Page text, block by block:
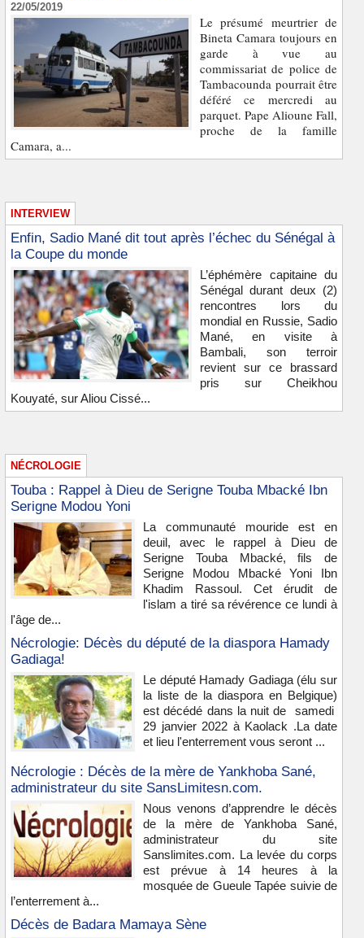
22/05/2019
Le présumé meurtrier de
Bineta Camara toujours en
garde à vue au
commissariat de police de
Tambacounda pourrait être
déféré ce mercredi au
parquet. Pape Alioune Fall,
proche de la famille
Camara, a...
INTERVIEW
Enfin, Sadio Mané dit tout après l’échec du Sénégal à
la Coupe du monde
L’éphémère capitaine du
Sénégal durant deux (2)
rencontres lors du
mondial en Russie, Sadio
Mané, en visite à
Bambali, son terroir
revient sur ce brassard
pris sur Cheikhou
Kouyaté, sur Aliou Cissé...
NÉCROLOGIE
Touba : Rappel à Dieu de Serigne Touba Mbacké Ibn
Serigne Modou Yoni
La communauté mouride est en
deuil, avec le rappel à Dieu de
Serigne Touba Mbacké, fils de
Serigne Modou Mbacké Yoni Ibn
Khadim Rassoul. Cet érudit de
l'islam a tiré sa révérence ce lundi à
l'âge de...
Nécrologie: Décès du député de la diaspora Hamady
Gadiaga!
Le député Hamady Gadiaga (élu sur
la liste de la diaspora en Belgique)
est décédé dans la nuit de samedi
29 janvier 2022 à Kaolack .La date
et lieu l'enterrement vous seront ...
Nécrologie : Décès de la mère de Yankhoba Sané,
administrateur du site SansLimitesn.com.
Nous venons d’apprendre le décès
de la mère de Yankhoba Sané,
administrateur du site
Sanslimites.com. La levée du corps
est prévue à 14 heures à la
mosquée de Gueule Tapée suivie de
l’enterrement à...
Décès de Badara Mamaya Sène